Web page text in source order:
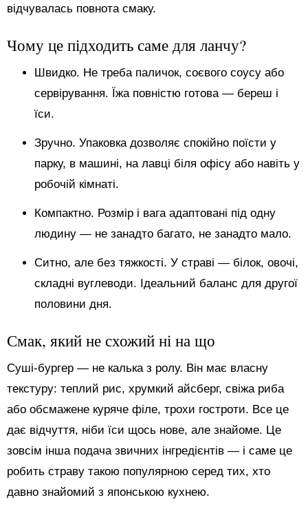
відчувалась повнота смаку.
Чому це підходить саме для ланчу?
Швидко. Не треба паличок, соєвого соусу або
сервірування. Їжа повністю готова — береш і
їси.
Зручно. Упаковка дозволяє спокійно поїсти у
парку, в машині, на лавці біля офісу або навіть у
робочій кімнаті.
Компактно. Розмір і вага адаптовані під одну
людину — не занадто багато, не занадто мало.
Ситно, але без тяжкості. У страві — білок, овочі,
складні вуглеводи. Ідеальний баланс для другої
половини дня.
Смак, який не схожий ні на що
Суші-бургер — не калька з ролу. Він має власну
текстуру: теплий рис, хрумкий айсберг, свіжа риба
або обсмажене куряче філе, трохи гостроти. Все це
дає відчуття, ніби їси щось нове, але знайоме. Це
зовсім інша подача звичних інгредієнтів — і саме це
робить страву такою популярною серед тих, хто
давно знайомий з японською кухнею.